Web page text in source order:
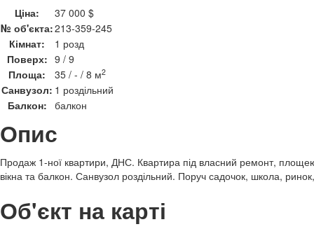
Ціна:
37 000 $
№ об'єкта:213-359-245
Кімнат:
1 розд
Поверх: 9 / 9
Площа:
35 / - / 8 м2
Санвузол: 1 роздільний
Балкон: балкон
Опис
Продаж 1-ної квартири, ДНС. Квартира під власний ремонт,
вікна та балкон. Санвузол роздільний. Поруч садочок, школа,
Об'єкт на карті